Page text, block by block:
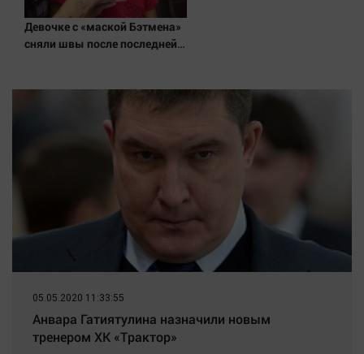
Обсуждаем
Отдых
Последняя инстанция
Девочке с «маской Бэтмена»
сняли швы после последней
05.05.2020 11:33:55
Анвара Гатиятулина назначили новым
тренером ХК «Трактор»